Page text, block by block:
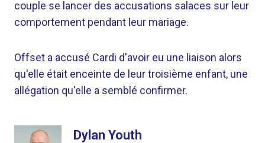
couple se lancer des accusations salaces sur leur
comportement pendant leur mariage.
Offset a accusé Cardi d'avoir eu une liaison alors
qu'elle était enceinte de leur troisième enfant, une
allégation qu'elle a semblé confirmer.
Dylan Youth